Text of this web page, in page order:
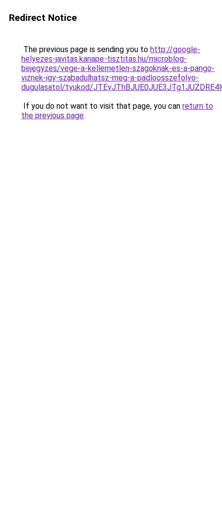
Redirect Notice
The previous page is sending you to http://google-
helyezes-javitas.kanape-tisztitas.hu/microblog-
bejegyzes/vege-a-kellemetlen-szagoknak-es-a-pango-
viznek-igy-szabadulhatsz-meg-a-padloosszefolyo-
dugulasatol/tyukod/
If you do not want to visit that page, you can return to
the previous page.